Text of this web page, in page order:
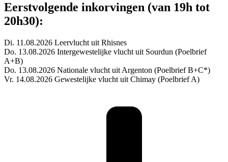
Eerstvolgende inkorvingen (van 19h tot
20h30):
Di. 11.08.2026 Leervlucht uit Rhisnes
Do. 13.08.2026 Intergewestelijke vlucht uit Sourdun (Poelbrief
A+B)
Do. 13.08.2026 Nationale vlucht uit Argenton (Poelbrief B+C*)
Vr. 14.08.2026 Gewestelijke vlucht uit Chimay (Poelbrief A)